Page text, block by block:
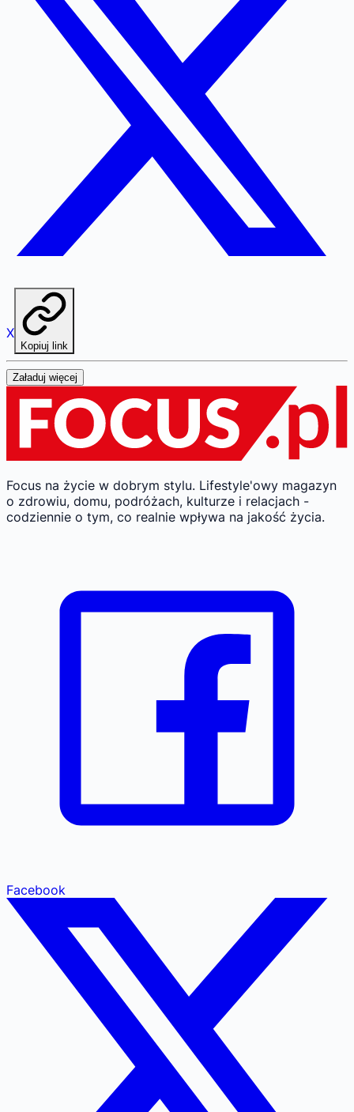
X
Kopiuj link
Załaduj więcej
Focus na życie w dobrym stylu. Lifestyle'owy magazyn
o zdrowiu, domu, podróżach, kulturze i relacjach -
codziennie o tym, co realnie wpływa na jakość życia.
Facebook